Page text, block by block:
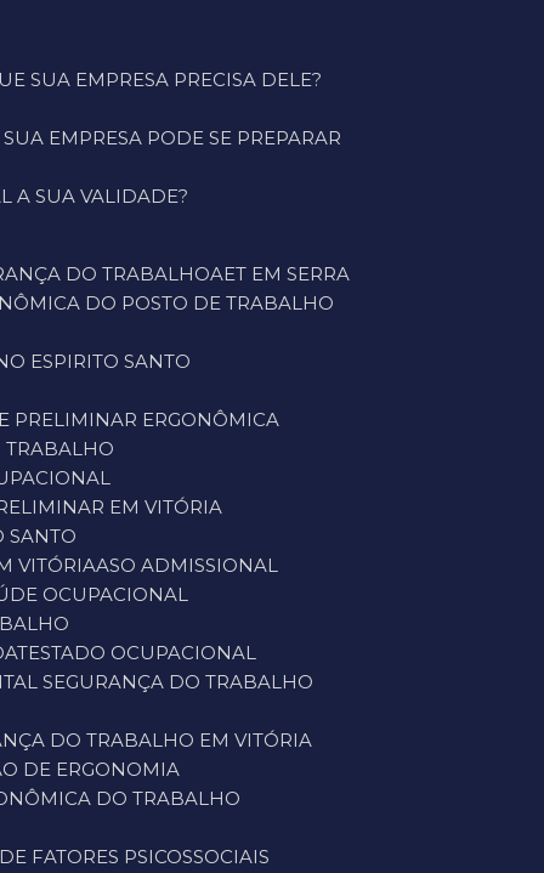
SUA EMPRESA PRECISA DELE?
EMPRESA PODE SE PREPARAR
A SUA VALIDADE?
DO TRABALHO
AET EM SERRA
DO POSTO DE TRABALHO
ESPIRITO SANTO
PRELIMINAR ERGONÔMICA
TRABALHO
EM VITÓRIA
SANTO
VITÓRIA ASO ADMISSIONAL
OCUPACIONAL
ATESTADO OCUPACIONAL
SEGURANÇA DO TRABALHO
DO TRABALHO EM VITÓRIA
DE ERGONOMIA
DO TRABALHO
FATORES PSICOSSOCIAIS